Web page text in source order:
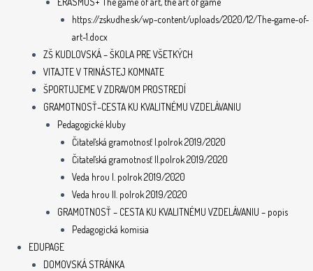
https://zskudhe.sk/wp-content/uploads/2020/12/The-game-of-
art-1.docx
ZŠ KUDLOVSKÁ – ŠKOLA PRE VŠETKÝCH
VITAJTE V TRINÁSTEJ KOMNATE
ŠPORTUJEME V ZDRAVOM PROSTREDÍ
GRAMOTNOSŤ–CESTA KU KVALITNÉMU VZDELÁVANIU
Pedagogické kluby
Čitateľská gramotnosť I.polrok 2019/2020
Čitateľská gramotnosť II.polrok 2019/2020
Veda hrou I. polrok 2019/2020
Veda hrou II. polrok 2019/2020
GRAMOTNOSŤ – CESTA KU KVALITNÉMU VZDELÁVANIU – popis
Pedagogická komisia
EDUPAGE
DOMOVSKÁ STRÁNKA